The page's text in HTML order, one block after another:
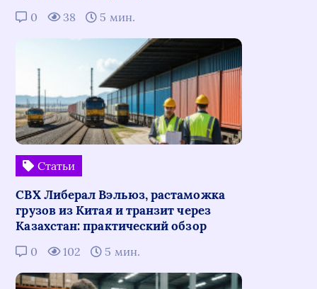
0 38 5 мин.
Статьи
СВХ Либерал Вэльюз, растаможка
грузов из Китая и транзит через
Казахстан: практический обзор
0 102 5 мин.